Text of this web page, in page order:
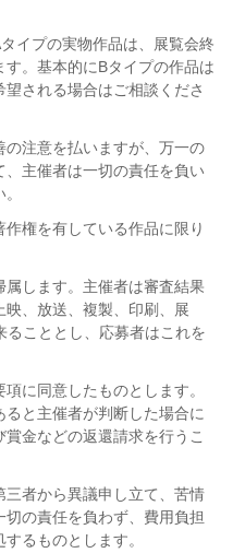
イプの実物作品は、展覧会終
。基本的にBタイプの作品は
される場合はご相談くださ
注意を払いますが、万一の
主催者は一切の責任を負い
権を有している作品に限り
します。主催者は審査結果
、放送、複製、印刷、展
ることとし、応募者はこれを
に同意したものとします。
と主催者が判断した場合に
金などの返還請求を行うこ
者から異議申し立て、苦情
の責任を負わず、費用負担
るものとします。